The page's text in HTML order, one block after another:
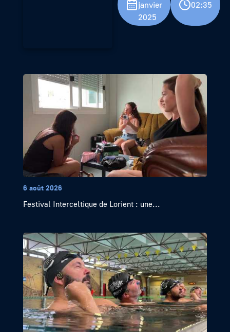
janvier
2025
02:35
6 août 2026
Festival Interceltique de Lorient : une...